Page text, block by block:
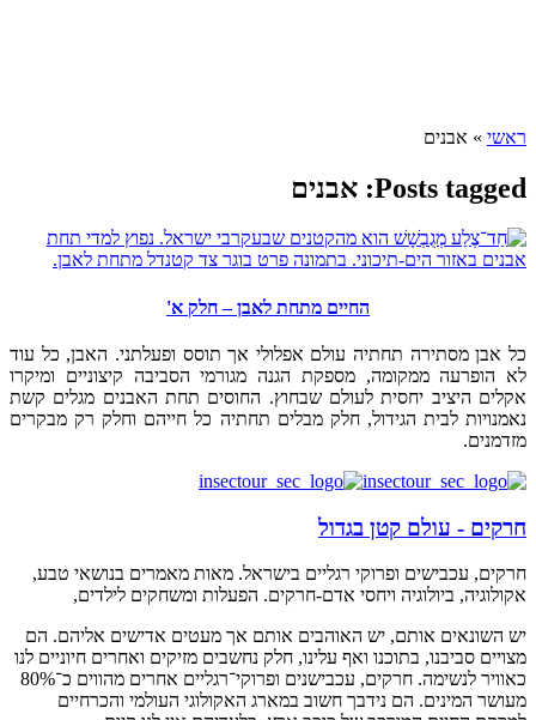
ראשי » אבנים
Posts tagged: אבנים
החיים מתחת לאבן – חלק א'
כל אבן מסתירה תחתיה עולם אפלולי אך תוסס ופעלתני. האבן, כל עוד
לא הופרעה ממקומה, מספקת הגנה מגורמי הסביבה קיצוניים ומיקרו
אקלים היציב יחסית לעולם שבחוץ. החוסים תחת האבנים מגלים קשת
נאמנויות לבית הגידול, חלק מבלים תחתיה כל חייהם וחלק רק מבקרים
מזדמנים.
חרקים - עולם קטן בגדול
חרקים, עכבישים ופרוקי רגליים בישראל. מאות מאמרים בנושאי טבע,
אקולוגיה, ביולוגיה ויחסי אדם-חרקים. הפעלות ומשחקים לילדים,
יש השונאים אותם, יש האוהבים אותם אך מעטים אדישים אליהם. הם
מצויים סביבנו, בתוכנו ואף עלינו, חלק נחשבים מזיקים ואחרים חיוניים לנו
כאוויר לנשימה. חרקים, עכבישנים ופרוקי־רגליים אחרים מהווים כ־80%
מעושר המינים. הם נידבך חשוב במארג האקולוגי העולמי והכרחיים